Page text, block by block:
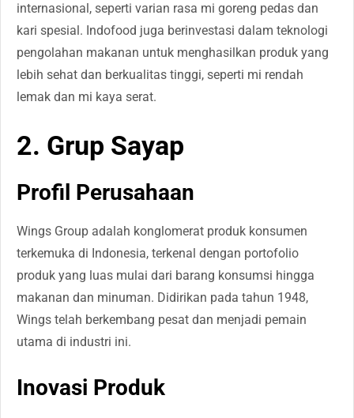
internasional, seperti varian rasa mi goreng pedas dan
kari spesial. Indofood juga berinvestasi dalam teknologi
pengolahan makanan untuk menghasilkan produk yang
lebih sehat dan berkualitas tinggi, seperti mi rendah
lemak dan mi kaya serat.
2. Grup Sayap
Profil Perusahaan
Wings Group adalah konglomerat produk konsumen
terkemuka di Indonesia, terkenal dengan portofolio
produk yang luas mulai dari barang konsumsi hingga
makanan dan minuman. Didirikan pada tahun 1948,
Wings telah berkembang pesat dan menjadi pemain
utama di industri ini.
Inovasi Produk